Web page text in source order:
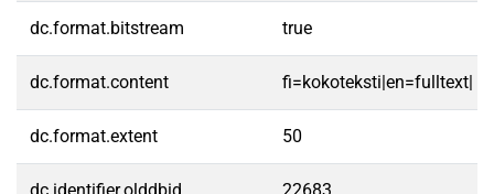
dc.format.bitstream true
dc.format.content fi=kokoteksti|en=fulltext|
dc.format.extent 50